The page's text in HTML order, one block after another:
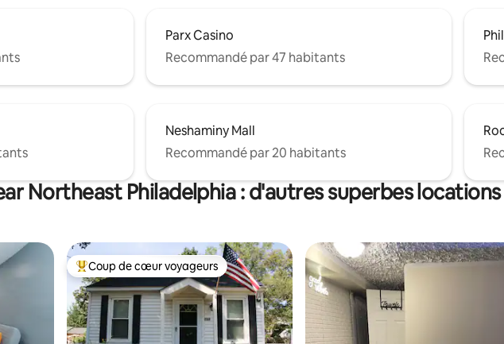
Parx Casino
Recommandé par 47 habitants
Neshaminy Mall
Recommandé par 20 habitants
Northeast Philadelphia : d'autres superbes
Coups de cœur voyageurs les plus appréciés
Coup de cœur voyageurs